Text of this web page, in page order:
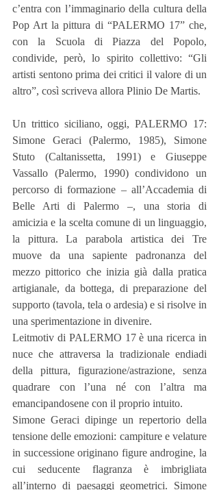
c’entra con l’immaginario della cultura della
Pop Art la pittura di “PALERMO 17” che,
con la Scuola di Piazza del Popolo,
condivide, però, lo spirito collettivo: “Gli
artisti sentono prima dei critici il valore di un
altro”, così scriveva allora Plinio De Martis.
Un trittico siciliano, oggi, PALERMO 17:
Simone Geraci (Palermo, 1985), Simone
Stuto (Caltanissetta, 1991) e Giuseppe
Vassallo (Palermo, 1990) condividono un
percorso di formazione – all’Accademia di
Belle Arti di Palermo –, una storia di
amicizia e la scelta comune di un linguaggio,
la pittura. La parabola artistica dei Tre
muove da una sapiente padronanza del
mezzo pittorico che inizia già dalla pratica
artigianale, da bottega, di preparazione del
supporto (tavola, tela o ardesia) e si risolve in
una sperimentazione in divenire.
Leitmotiv di PALERMO 17 è una ricerca in
nuce che attraversa la tradizionale endiadi
della pittura, figurazione/astrazione, senza
quadrare con l’una né con l’altra ma
emancipandosene con il proprio intuito.
Simone Geraci dipinge un repertorio della
tensione delle emozioni: campiture e velature
in successione originano figure androgine, la
cui seducente flagranza è imbrigliata
all’interno di paesaggi geometrici. Simone